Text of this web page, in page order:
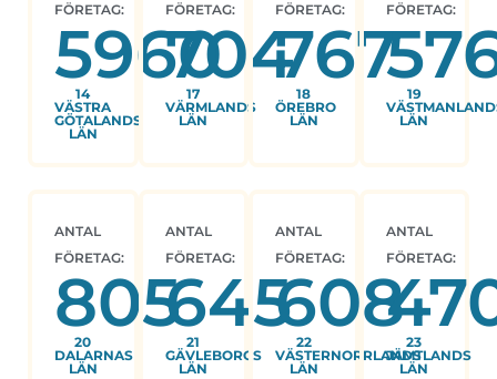
FÖRETAG:
5960
14
VÄSTRA
GÖTALANDS
LÄN
FÖRETAG:
704
17
VÄRMLANDS
LÄN
FÖRETAG:
767
18
ÖREBRO
LÄN
FÖRETAG:
19
LÄN
ANTAL
FÖRETAG:
805
20
DALARNAS
LÄN
ANTAL
FÖRETAG:
645
21
GÄVLEBORGS
LÄN
ANTAL
FÖRETAG:
608
22
VÄSTERNORRLANDS
LÄN
ANTAL
FÖRETAG:
23
JÄMTLANDS
LÄN